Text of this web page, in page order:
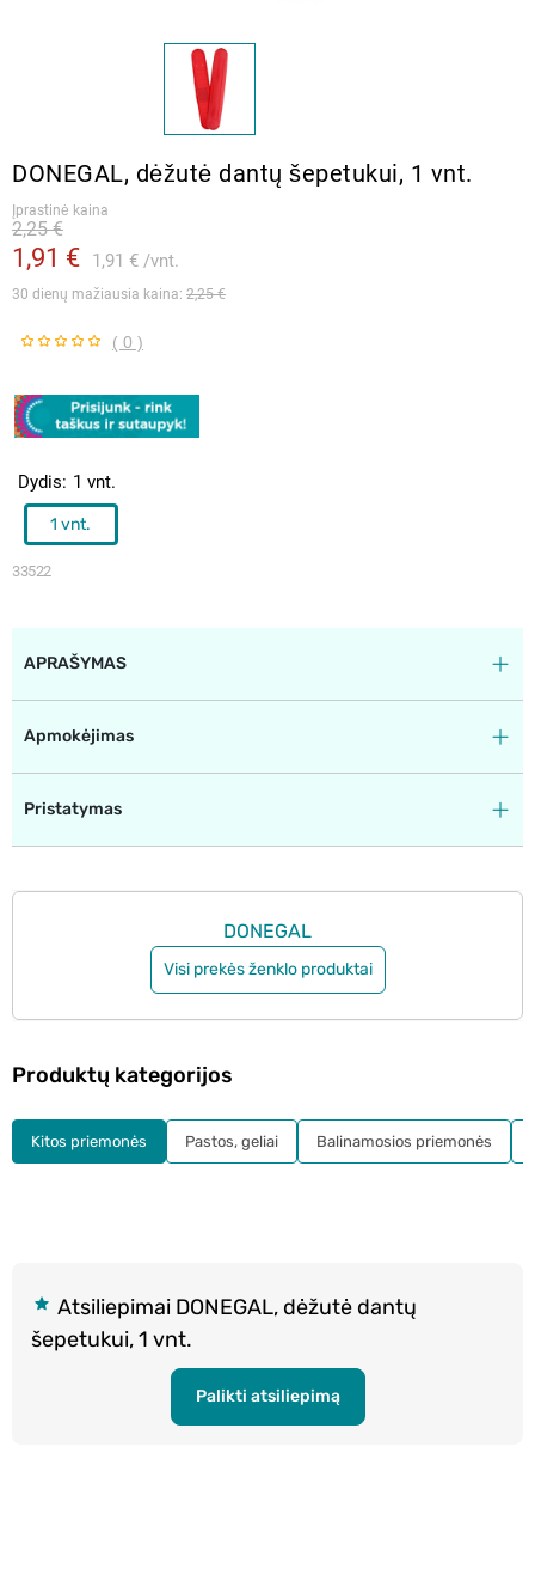
DONEGAL, dėžutė dantų šepetukui, 1 vnt.
Įprastinė kaina
1,91 € 1,91 € vnt.
2,25 €
30 dienų mažiausia kaina: 2,25 €
( 0 )
33522
Dydis 1 vnt.
1 vnt.
APRAŠYMAS
Apmokėjimas
Pristatymas
DONEGAL
Visi prekės ženklo produktai
Atsiliepimai DONEGAL, dėžutė dantų
šepetukui, 1 vnt.
Palikti atsiliepimą
Produktų kategorijos
Kitos priemonės Pastos, geliai Balinamosios priemonės